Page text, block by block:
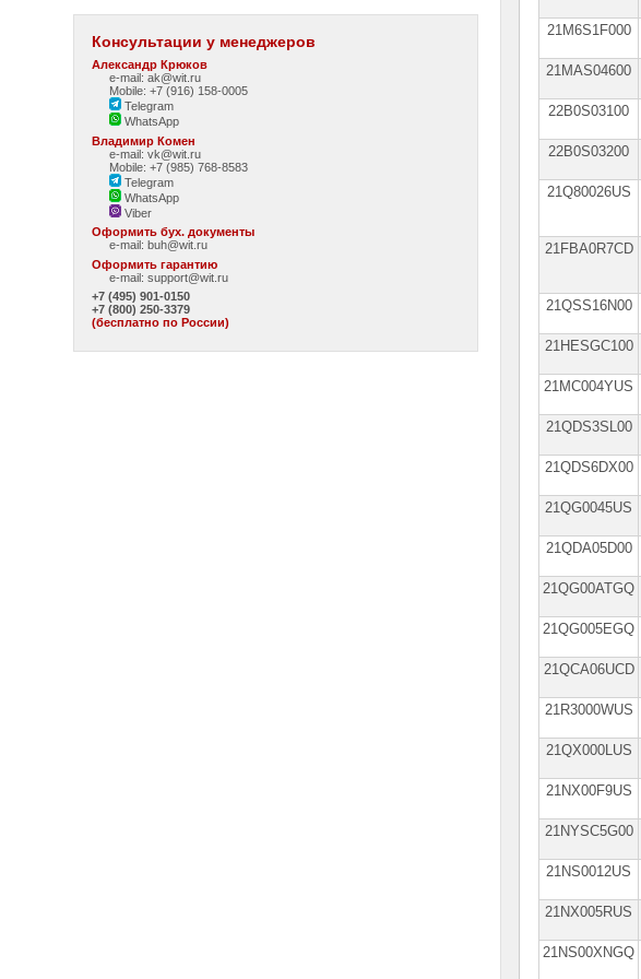
Консультации у менеджеров
Александр Крюков
e-mail: ak@wit.ru
Mobile: +7 (916) 158-0005
Telegram
WhatsApp
Владимир Комен
e-mail: vk@wit.ru
Mobile: +7 (985) 768-8583
Telegram
WhatsApp
Viber
Оформить бух. документы
e-mail:buh@wit.ru
Оформить гарантию
e-mail:support@wit.ru
+7 (495) 901-0150
+7 (800) 250-3379
(бесплатно по России)
21M6S1F000
21MAS04600
22B0S03100
22B0S03200
21Q80026US
21FBA0R7CD
21QSS16N00
21HESGC100
21MC004YUS
21QDS3SL00
21QDS6DX00
21QG0045US
21QDA05D00
21QG00ATGQ
21QG005EGQ
21QCA06UCD
21R3000WUS
21QX000LUS
21NX00F9US
21NYSC5G00
21NS0012US
21NX005RUS
21NS00XNGQ